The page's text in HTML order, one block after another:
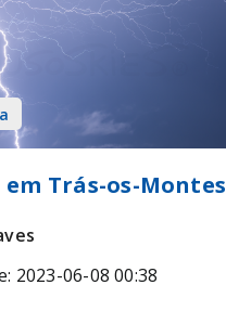
Trás-os-Montes
2023-06-08 00:38